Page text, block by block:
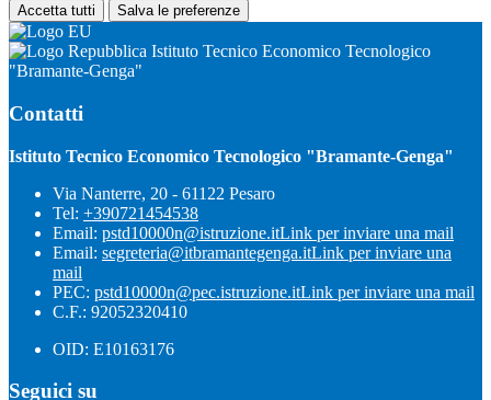
Accetta tutti Salva le preferenze
Istituto Tecnico Economico Tecnologico
"Bramante-Genga"
Contatti
Istituto Tecnico Economico Tecnologico "Bramante-Genga"
Via Nanterre, 20 - 61122 Pesaro
Tel: +390721454538
Email: pstd10000n@istruzione.itLink per inviare una mail
Email: segreteria@itbramantegenga.itLink per inviare una
mail
PEC: pstd10000n@pec.istruzione.itLink per inviare una mail
C.F.: 92052320410
OID: E10163176
Seguici su